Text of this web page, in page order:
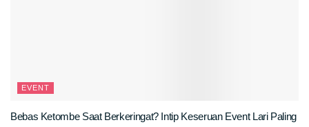
EVENT
Bebas Ketombe Saat Berkeringat? Intip Keseruan Event Lari Paling